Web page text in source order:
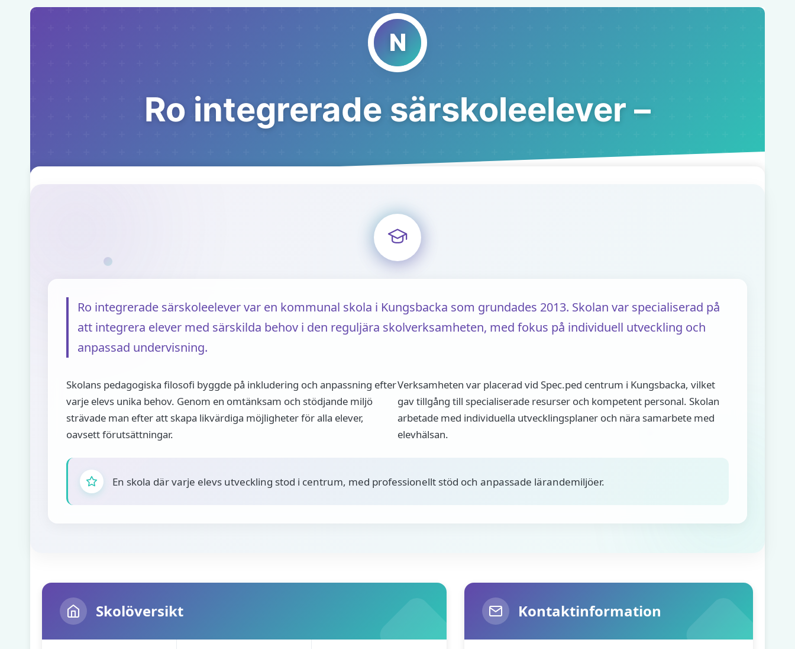
Ro integrerade särskoleelever –
Ro integrerade särskoleelever var en kommunal skola i Kungsbacka som grundades 2013. Skolan var specialiserad på
att integrera elever med särskilda behov i den reguljära skolverksamheten, med fokus på individuell utveckling och
anpassad undervisning.
Skolans pedagogiska filosofi byggde på inkludering och anpassning efter
varje elevs unika behov. Genom en omtänksam och stödjande miljö
strävade man efter att skapa likvärdiga möjligheter för alla elever,
oavsett förutsättningar.
Verksamheten var placerad vid Spec.ped centrum i Kungsbacka, vilket
gav tillgång till specialiserade resurser och kompetent personal. Skolan
arbetade med individuella utvecklingsplaner och nära samarbete med
elevhälsan.
En skola där varje elevs utveckling stod i centrum, med professionellt stöd och anpassade lärandemiljöer.
Skolöversikt Kontaktinformation